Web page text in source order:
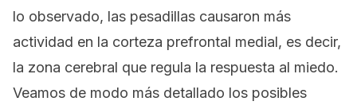
lo observado, las pesadillas causaron más
actividad en la corteza prefrontal medial, es decir,
la zona cerebral que regula la respuesta al miedo.
Veamos de modo más detallado los posibles